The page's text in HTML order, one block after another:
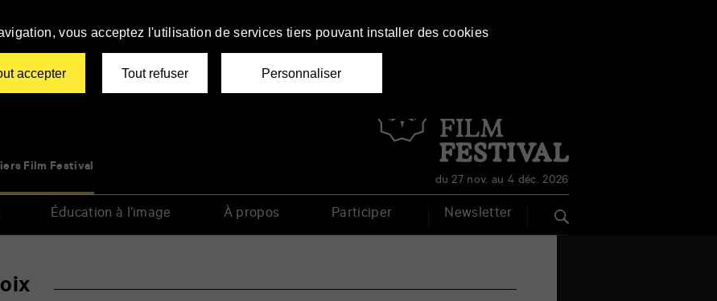
Film Festival
du 27 nov. au 4 déc. 2026
Éducation à l’image À propos Participer Newsletter
vous acceptez l'utilisation de services tiers pouvant installer des cookies
accepter Tout refuser Personnaliser